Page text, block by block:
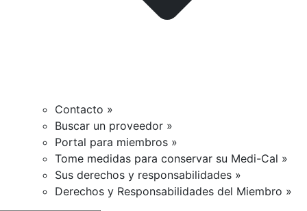
Contacto »
Buscar un proveedor »
Portal para miembros »
Tome medidas para conservar su Medi-Cal »
Sus derechos y responsabilidades »
Derechos y Responsabilidades del Miembro »